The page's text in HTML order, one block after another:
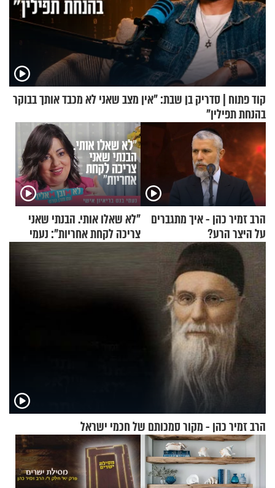
קוד פתוח | סדריק בן שבת: "אין מצב שאני לא מכבד אותך בבוקר
בהנחת תפילין"
הרב זמיר כהן - איך מתגברים
על היצר הרע?
"לא שאלו אותי. הבנתי שאני
צריכה לקחת אחריות": נעמי
הרב זמיר כהן - מקור סמכותם של חכמי ישראל